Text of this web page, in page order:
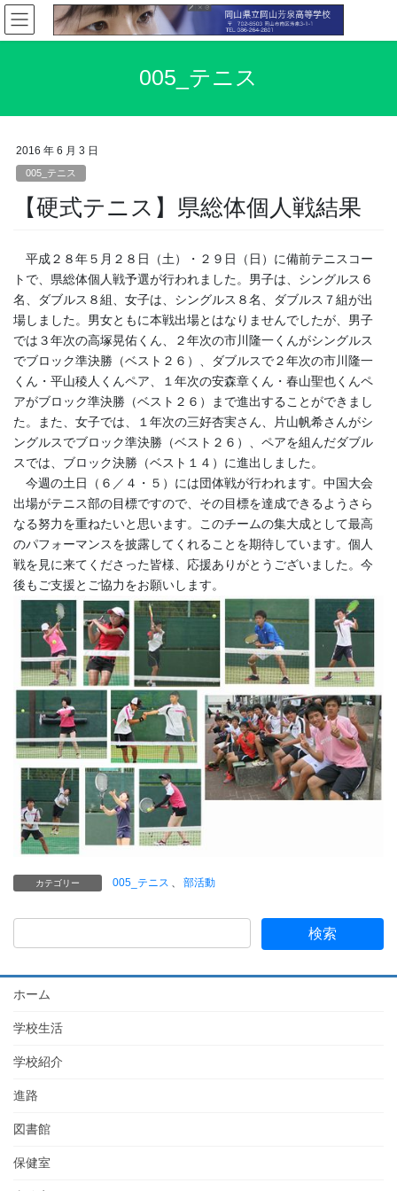
コ
ン
テ
ス
ナ
ビ
ゲ
ン
005_テニス
2016 年 6 月 3 日
005_テニス
【硬式テニス】県総体個人戦結果
平成２８年５月２８日（土）・２９日（日）に備前テニスコー
トで、県総体個人戦予選が行われました。男子は、シングルス６
名、ダブルス８組、女子は、シングルス８名、ダブルス７組が出
場しました。男女ともに本戦出場とはなりませんでしたが、男子
では３年次の高塚晃佑くん、２年次の市川隆一くんがシングルス
でブロック準決勝（ベスト２６）、ダブルスで２年次の市川隆一
くん・平山稜人くんペア、１年次の安森章くん・春山聖也くんペ
アがブロック準決勝（ベスト２６）まで進出することができまし
た。また、女子では、１年次の三好杏実さん、片山帆希さんがシ
ングルスでブロック準決勝（ベスト２６）、ペアを組んだダブル
スでは、ブロック決勝（ベスト１４）に進出しました。
今週の土日（６／４・５）には団体戦が行われます。中国大会
出場がテニス部の目標ですので、その目標を達成できるようさら
なる努力を重ねたいと思います。このチームの集大成として最高
のパフォーマンスを披露してくれることを期待しています。個人
戦を見に来てくださった皆様、応援ありがとうございました。今
後もご支援とご協力をお願いします。
カテゴリー 005_テニス 、 部活動
ホーム
学校生活
学校紹介
進路
図書館
保健室